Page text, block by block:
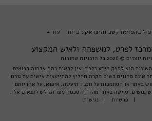
לפרט, למשפחה ולאיש המקצוע
יוצרים © 2026 כל הזכויות שמורות
הוא לספק מידע בלבד ואין לראות בהם אבחנה רפואית
אינם מהווים בשום מקרה תחליף להתייעצות אישית עם גורם
באתר או הסתמכות על תכניו תיעשה, איפוא, על אחריותם
גלישה באתר מהווה הסכמה מצד הגולש לתנאים אלו.
| פרטיות |נגישות
בהפרעת קשב והיפראקטיביות עוד